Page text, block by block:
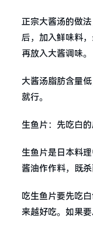
正宗大酱汤的做
后，加入鲜味料
再放入大酱调味。
大酱汤脂肪含量
就行。
生鱼片：先吃白
生鱼片是日本料
酱油作作料，既
吃生鱼片要先吃
来越好吃。如果